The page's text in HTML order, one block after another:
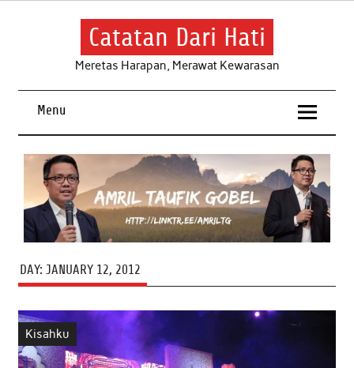
Skip
Catatan Dari Hati
Meretas Harapan, Merawat Kewarasan
Menu
DAY: JANUARY 12, 2012
Kisahku